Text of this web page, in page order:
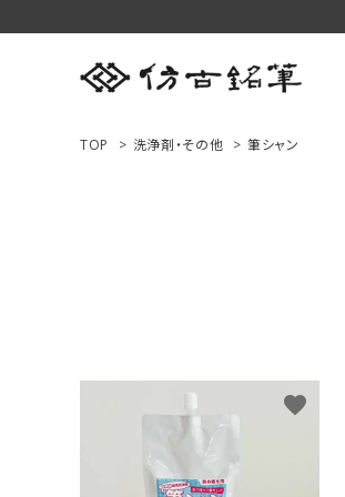
商品一覧
TOP > 洗浄剤・その他 > 筆シャン
favorite